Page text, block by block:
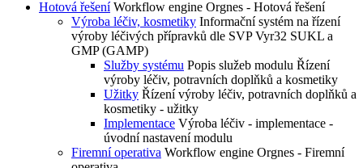
Hotová řešení Workflow engine Orgnes - Hotová řešení
Výroba léčiv, kosmetiky Informační systém na řízení
výroby léčivých přípravků dle SVP Vyr32 SUKL a
GMP (GAMP)
Služby systému Popis služeb modulu Řízení
výroby léčiv, potravních doplňků a kosmetiky
Užitky Řízení výroby léčiv, potravních doplňků a
kosmetiky - užitky
Implementace Výroba léčiv - implementace -
úvodní nastavení modulu
Firemní operativa Workflow engine Orgnes - Firemní